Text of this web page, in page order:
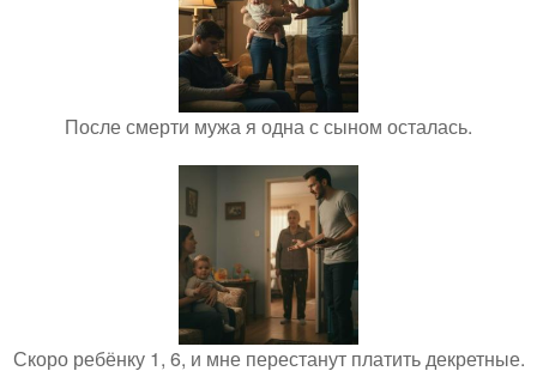
После смерти мужа я одна с сыном осталась.
Скоро ребёнку 1, 6, и мне перестанут платить декретные.